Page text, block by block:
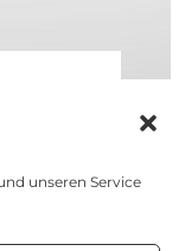
unseren Service